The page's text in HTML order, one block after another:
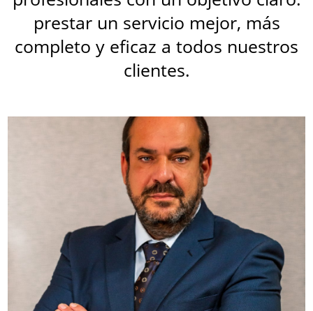
prestar un servicio mejor, más
completo y eficaz a todos nuestros
clientes.